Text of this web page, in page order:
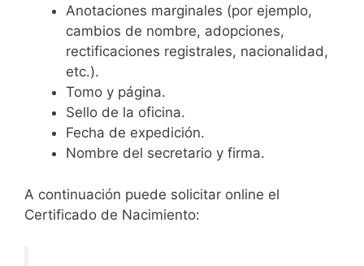
Anotaciones marginales (por ejemplo,
cambios de nombre, adopciones,
rectificaciones registrales, nacionalidad,
etc.).
Tomo y página.
Sello de la oficina.
Fecha de expedición.
Nombre del secretario y firma.
A continuación puede solicitar online el
Certificado de Nacimiento: